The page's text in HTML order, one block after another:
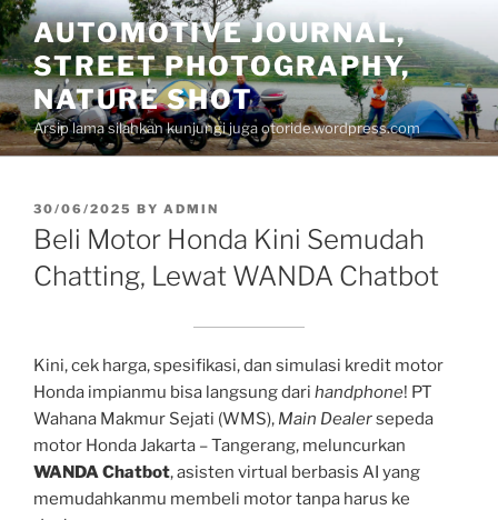
Skip
to
content
AUTOMOTIVE JOURNAL,
STREET PHOTOGRAPHY,
NATURE SHOT
Arsip lama silahkan kunjungi juga otoride.wordpress.com
POSTED
ON
30/06/2025 BY ADMIN
Beli Motor Honda Kini Semudah
Chatting, Lewat WANDA Chatbot
Kini, cek harga, spesifikasi, dan simulasi kredit motor
Honda impianmu bisa langsung dari handphone! PT
Wahana Makmur Sejati (WMS), Main Dealersepeda
motor Honda Jakarta – Tangerang, meluncurkan
WANDA Chatbot, asisten virtual berbasis AI yang
memudahkanmu membeli motor tanpa harus ke